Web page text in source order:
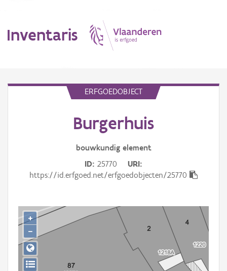
Inventaris
Gebeurtenis
Persoon of collectief
Downloads
ERFGOEDOBJECT
Burgerhuis
bouwkundig element
ID 25770
URI
https://id.erfgoed.net/erfgoedobjecten/25770
+
−